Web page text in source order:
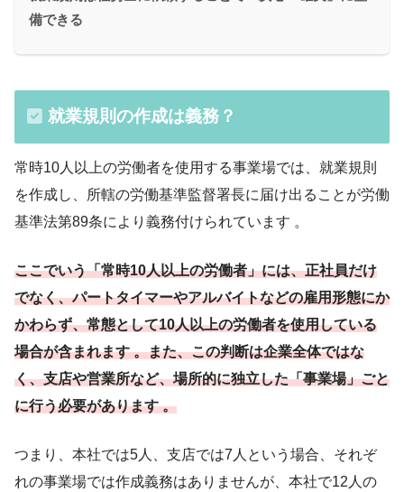
備できる
就業規則の作成は義務？
常時10人以上の労働者を使用する事業場では、就業規則
を作成し、所轄の労働基準監督署長に届け出ることが労働
基準法第89条により義務付けられています 。
ここでいう「常時10人以上の労働者」には、正社員だけ
でなく、パートタイマーやアルバイトなどの雇用形態にか
かわらず、常態として10人以上の労働者を使用している
場合が含まれます 。また、この判断は企業全体ではな
く、支店や営業所など、場所的に独立した「事業場」ごと
に行う必要があります 。
つまり、本社では5人、支店では7人という場合、それぞ
れの事業場では作成義務はありませんが、本社で12人の